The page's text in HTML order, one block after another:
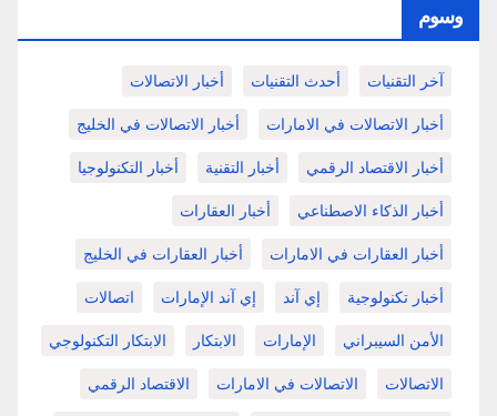
وسوم
آخر التقنيات أحدث التقنيات أخبار الاتصالات
أخبار الاتصالات في الامارات أخبار الاتصالات في الخليج
أخبار الاقتصاد الرقمي أخبار التقنية أخبار التكنولوجيا
أخبار الذكاء الاصطناعي أخبار العقارات
أخبار العقارات في الامارات أخبار العقارات في الخليج
أخبار تكنولوجية إي آند إي آند الإمارات اتصالات
الأمن السيبراني الإمارات الابتكار الابتكار التكنولوجي
الاتصالات الاتصالات في الامارات الاقتصاد الرقمي